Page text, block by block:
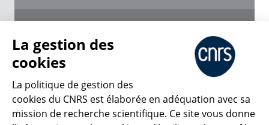
CNRS Le Mag
La gestion des
cookies
La politique de gestion des
cookies du CNRS est élaborée en adéquation avec sa
mission de recherche scientifique. Ce site vous donne